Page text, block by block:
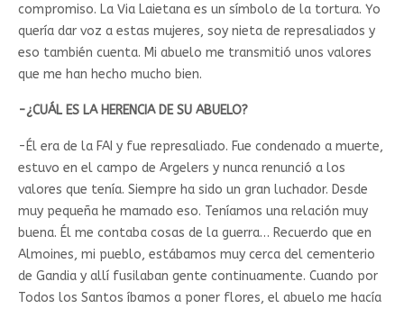
compromiso. La Via Laietana es un símbolo de la tortura. Yo
quería dar voz a estas mujeres, soy nieta de represaliados y
eso también cuenta. Mi abuelo me transmitió unos valores
que me han hecho mucho bien.
-¿CUÁL ES LA HERENCIA DE SU ABUELO?
-Él era de la FAI y fue represaliado. Fue condenado a muerte,
estuvo en el campo de Argelers y nunca renunció a los
valores que tenía. Siempre ha sido un gran luchador. Desde
muy pequeña he mamado eso. Teníamos una relación muy
buena. Él me contaba cosas de la guerra… Recuerdo que en
Almoines, mi pueblo, estábamos muy cerca del cementerio
de Gandia y allí fusilaban gente continuamente. Cuando por
Todos los Santos íbamos a poner flores, el abuelo me hacía